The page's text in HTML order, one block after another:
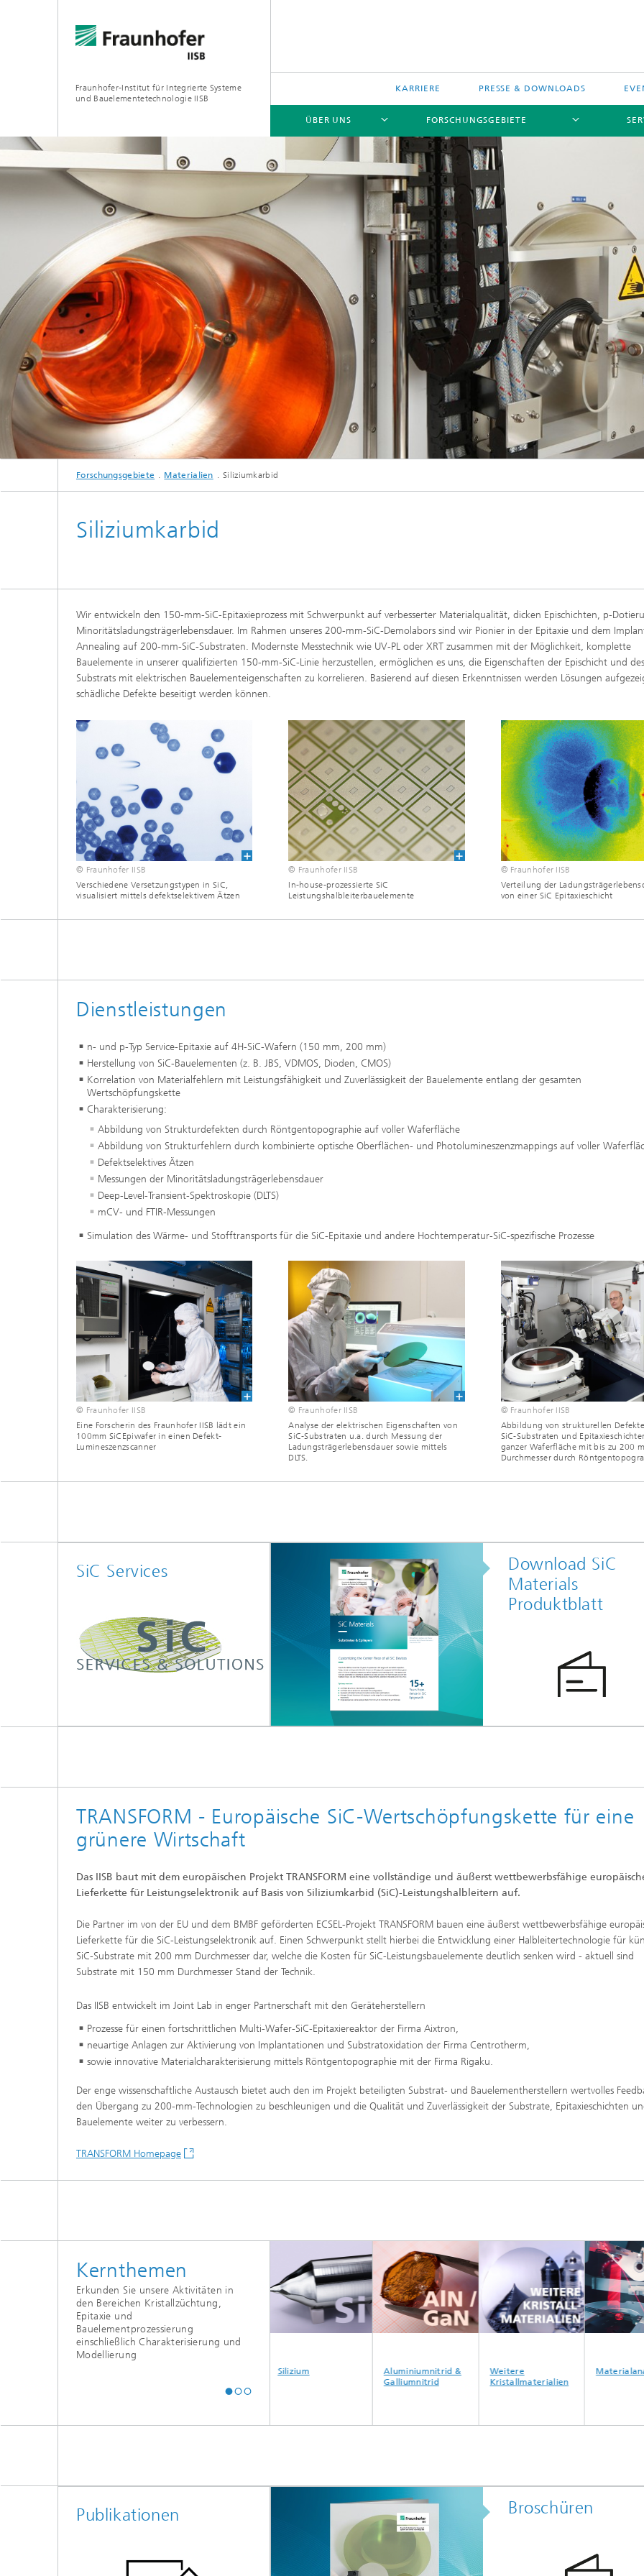
Fraunhofer-Institut für Integrierte Systeme
und Bauelementetechnologie IISB
KARRIERE PRESSE & DOWNLOADS
ÜBER UNS FORSCHUNGSGEBIETE
FORSCHUNGSGEBIETE
Forschungsgebiete Materialien Siliziumkarbid
Siliziumkarbid
Wir entwickeln den 150-mm-SiC-Epitaxieprozess mit Schwerpunkt auf verbesserter Materialqualität, dicken Epischichten, p-
Minoritätsladungsträgerlebensdauer. Im Rahmen unseres 200-mm-SiC-Demolabors sind wir Pionier in der Epitaxie und dem
Annealing auf 200-mm-SiC-Substraten. Modernste Messtechnik wie UV-PL oder XRT zusammen mit der Möglichkeit, komplette
Bauelemente in unserer qualifizierten 150-mm-SiC-Linie herzustellen, ermöglichen es uns, die Eigenschaften der Epischicht und des
Substrats mit elektrischen Bauelementeigenschaften zu korrelieren. Basierend auf diesen Erkenntnissen werden Lösungen
schädliche Defekte beseitigt werden können.
© Fraunhofer IISB
Verschiedene Versetzungstypen in SiC,
visualisiert mittels defektselektivem Ätzen
© Fraunhofer IISB
In-house-prozessierte SiC
Leistungshalbleiterbauelemente
© Fraunhofer IISB
Verteilung der
von einer SiC Epitaxieschicht
Dienstleistungen
n- und p-Typ Service-Epitaxie auf 4H-SiC-Wafern (150 mm, 200 mm)
Herstellung von SiC-Bauelementen (z. B. JBS, VDMOS, Dioden, CMOS)
Korrelation von Materialfehlern mit Leistungsfähigkeit und Zuverlässigkeit der Bauelemente entlang der gesamten
Wertschöpfungskette
Charakterisierung:
Abbildung von Strukturdefekten durch Röntgentopographie auf voller Waferfläche
Abbildung von Strukturfehlern durch kombinierte optische Oberflächen- und Photolumineszenzmappings auf voller
Defektselektives Ätzen
Messungen der Minoritätsladungsträgerlebensdauer
Deep-Level-Transient-Spektroskopie (DLTS)
mCV- und FTIR-Messungen
Simulation des Wärme- und Stofftransports für die SiC-Epitaxie und andere Hochtemperatur-SiC-spezifische Prozesse
© Fraunhofer IISB
Eine Forscherin des Fraunhofer IISB lädt ein
100mm SiCEpiwafer in einen Defekt-
Lumineszenzscanner
© Fraunhofer IISB
Analyse der elektrischen Eigenschaften von
SiC-Substraten u.a. durch Messung der
Ladungsträgerlebensdauer sowie mittels
DLTS.
© Fraunhofer IISB
Abbildung von strukturellen
SiC-Substraten und
ganzer Waferfläche mit bis zu 200
Durchmesser durch
SiC Services
Download SiC
Materials
Produktblatt
TRANSFORM - Europäische SiC-Wertschöpfungskette für eine
grünere Wirtschaft
Das IISB baut mit dem europäischen Projekt TRANSFORM eine vollständige und äußerst wettbewerbsfähige
Lieferkette für Leistungselektronik auf Basis von Siliziumkarbid (SiC)-Leistungshalbleitern auf.
Die Partner im von der EU und dem BMBF geförderten ECSEL-Projekt TRANSFORM bauen eine äußerst wettbewerbsfähige
Lieferkette für die SiC-Leistungselektronik auf. Einen Schwerpunkt stellt hierbei die Entwicklung einer Halbleitertechnologie für
SiC-Substrate mit 200 mm Durchmesser dar, welche die Kosten für SiC-Leistungsbauelemente deutlich senken wird - aktuell sind
Substrate mit 150 mm Durchmesser Stand der Technik.
Das IISB entwickelt im Joint Lab in enger Partnerschaft mit den Geräteherstellern
Prozesse für einen fortschrittlichen Multi-Wafer-SiC-Epitaxiereaktor der Firma Aixtron,
neuartige Anlagen zur Aktivierung von Implantationen und Substratoxidation der Firma Centrotherm,
sowie innovative Materialcharakterisierung mittels Röntgentopographie mit der Firma Rigaku.
Der enge wissenschaftliche Austausch bietet auch den im Projekt beteiligten Substrat- und Bauelementherstellern wertvolles
den Übergang zu 200-mm-Technologien zu beschleunigen und die Qualität und Zuverlässigkeit der Substrate, Epitaxieschichten
Bauelemente weiter zu verbessern.
TRANSFORM Homepage
Kernthemen
Erkunden Sie unsere Aktivitäten in
den Bereichen Kristallzüchtung,
Epitaxie und
Bauelementprozessierung
einschließlich Charakterisierung und
Modellierung
Silizium
Aluminiumnitrid &
Galliumnitrid
Weitere
Kristallmaterialien
Materialanalyse
Publikationen Broschüren